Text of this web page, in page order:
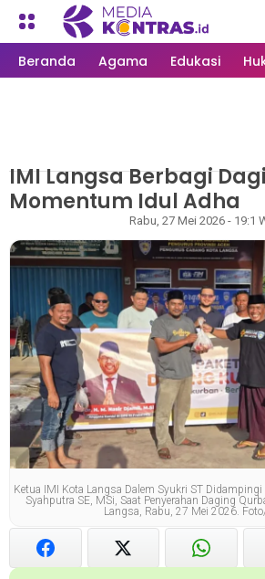
Beranda Agama Edukasi
MEDIAKONTRAS.ID /LANGSA
IMI Langsa Berbagi
Momentum Idul Adha
Rabu, 27 Mei 2026 - 19:1
Ketua IMI Kota Langsa Dalem Syukri ST
Syahputra SE, MSi, Saat Penyerahan Daging
Langsa, Rabu, 27 Mei 2026.